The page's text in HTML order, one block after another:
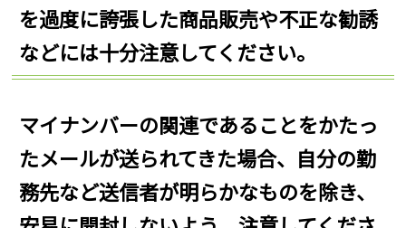
を過度に誇張した商品販売や不正な勧誘
などには十分注意してください。
マイナンバーの関連であることをかたっ
たメールが送られてきた場合、自分の勤
務先など送信者が明らかなものを除き、